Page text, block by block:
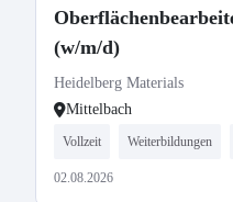
(w/m/d)
Heidelberg Materials
Mittelbach
Vollzeit Weiterbildungen
02.08.2026